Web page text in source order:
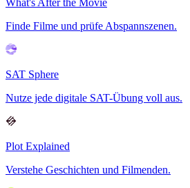
Finde Filme und prüfe Abspannszenen.
SAT Sphere
Nutze jede digitale SAT-Übung voll aus.
Plot Explained
Verstehe Geschichten und Filmenden.